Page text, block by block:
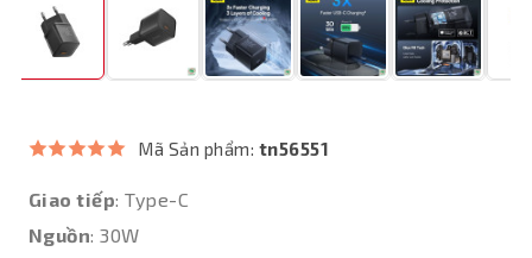
Mã Sản phẩm: tn56551
Giao tiếp: Type-C
Nguồn: 30W